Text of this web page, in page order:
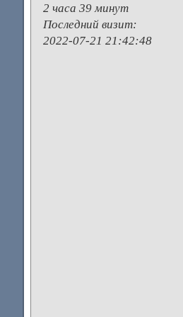
2 часа 39 минут
Последний визит:
2022-07-21 21:42:48